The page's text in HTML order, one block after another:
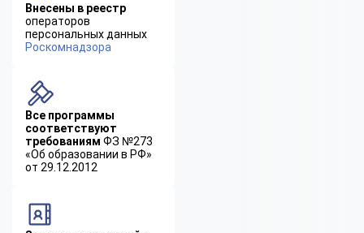
Внесены в реестр
операторов
персональных данных
Роскомнадзора
Все программы
соответствуют
требованиям ФЗ №273
«Об образовании в РФ»
от 29.12.2012